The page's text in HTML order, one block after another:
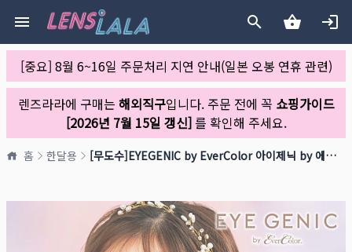
[중요] 8월 6~16일 주문처리 지연 안내(일본 오봉 연휴 관련)
렌즈라라에 구매는 해외직구입니다. 주문 전에 꼭 쇼핑가이드
[2026년 7월 15일 갱신]를 확인해 주세요.
홈 한달용 [무도수]EYEGENIC by EverColor 아이제닉 by 에버컬러 쉬머쇼콜라(1박스 2개들이)